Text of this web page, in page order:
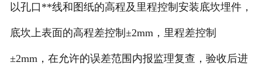
以孔口**线和图纸的高程及里程控制安装底坎埋件，
底坎上表面的高程差控制±2mm，里程差控制
±2mm，在允许的误差范围内报监理复查，验收后进